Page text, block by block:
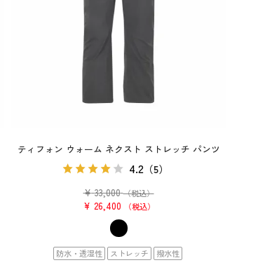
ティフォン ウォーム ネクスト ストレッチ パンツ
4.2（5）
¥ 33,000 （税込）
¥ 26,400 税込
防水・透湿性 ストレッチ 撥水性